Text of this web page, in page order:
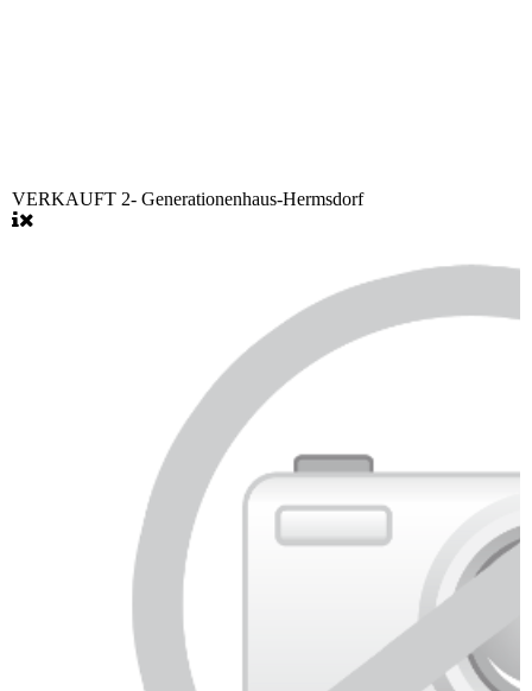
VERKAUFT 2- Generationenhaus-Hermsdorf